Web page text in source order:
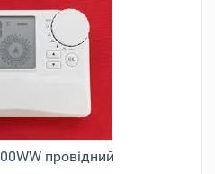
провідний